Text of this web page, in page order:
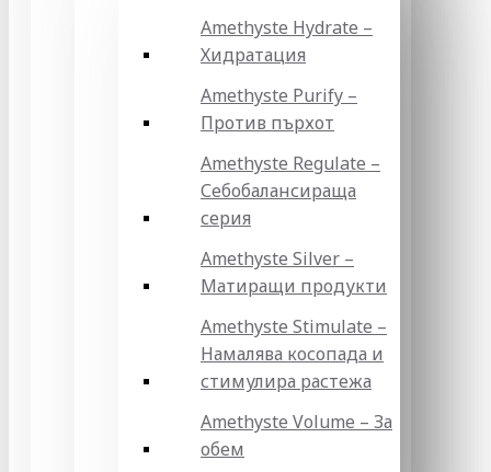
Amethyste Hydrate –
Хидратация
Amethyste Purify –
Против пърхот
Amethyste Regulate –
Себобалансираща
серия
Amethyste Silver –
Матиращи продукти
Amethyste Stimulate –
Намалява косопада и
стимулира растежа
Amethyste Volume – За
обем